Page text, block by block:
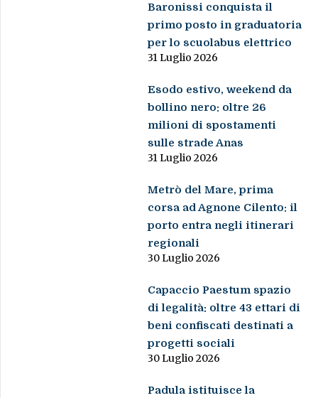
Baronissi conquista il
primo posto in graduatoria
per lo scuolabus elettrico
31 Luglio 2026
Esodo estivo, weekend da
bollino nero: oltre 26
milioni di spostamenti
sulle strade Anas
31 Luglio 2026
Metrò del Mare, prima
corsa ad Agnone Cilento: il
porto entra negli itinerari
regionali
30 Luglio 2026
Capaccio Paestum spazio
di legalità: oltre 43 ettari di
beni confiscati destinati a
progetti sociali
30 Luglio 2026
Padula istituisce la